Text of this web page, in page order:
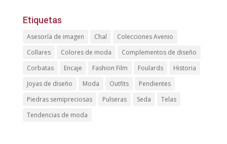
Etiquetas
Asesoría de imagen Chal
Colecciones Avenio
Collares
Colores de moda
Complementos de diseño
Corbatas
Encaje Fashion Film Foulards
Historia
Joyas de diseño
Moda Outfits
Pendientes
Piedras semipreciosas
Pulseras Seda
Telas
Tendencias de moda